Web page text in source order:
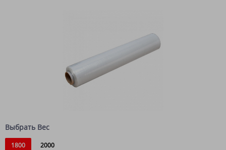
Выбрать Вес
1800 2000